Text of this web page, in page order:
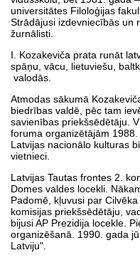
universitātes Filoloģijas
Strādājusi izdevniecībās un
žurnālisti.
I. Kozakeviča prata runāt
spāņu, vācu, lietuviešu,
valodās.
Atmodas sākumā
biedrības valdē, pēc tam
savienības priekšsēdētāju.
foruma organizētājām
Latvijas nacionālo kulturas
vietnieci.
Latvijas Tautas frontes 2.
Domes valdes locekli.
Padomē, kļuvusi par
komisijas priekšsēdētāju,
bijusi AP Prezidija locekle.
organizēšanā. 1990. gada
Latviju".